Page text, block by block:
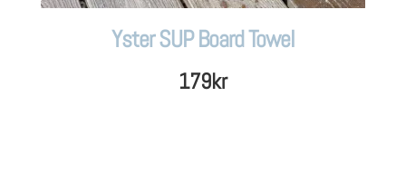
Yster SUP Board Towel
179kr